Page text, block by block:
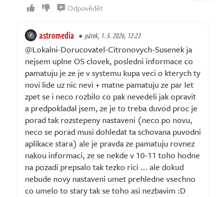
Odpovědět
astromedia pátek, 1. 5. 2026, 12:23
@Lokalni-Dorucovatel-Citronovych-Susenek ja
nejsem uplne OS clovek, posledni informace co
pamatuju je ze je v systemu kupa veci o kterych ty
novi lide uz nic nevi + matne pamatuju ze par let
zpet se i neco rozbilo co pak nevedeli jak opravit
a predpokladal jsem, ze je to treba duvod proc je
porad tak rozstepeny nastaveni (neco po novu,
neco se porad musi dohledat ta schovana puvodni
aplikace stara) ale je pravda ze pamatuju rovnez
nakou informaci, ze se nekde v 10-11 toho hodne
na pozadi prepsalo tak tezko rici ... ale dokud
nebude novy nastaveni umet prehledne vsechno
co umelo to stary tak se toho asi nezbavim :D